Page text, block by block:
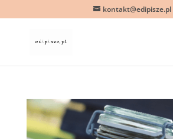
kontakt@edipisze.pl